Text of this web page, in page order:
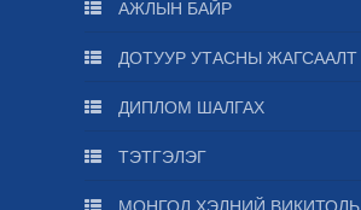
АЖЛЫН БАЙР
ДОТУУР УТАСНЫ ЖАГСААЛТ
ДИПЛОМ ШАЛГАХ
ТЭТГЭЛЭГ